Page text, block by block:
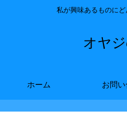
私が興味あるものに
オヤ
ホーム お問